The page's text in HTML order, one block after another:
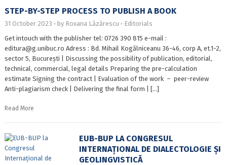
STEP-BY-STEP PROCESS TO PUBLISH A BOOK
31 October 2023 by Roxana Lăzărescu
Editorials
Get intouch with the publisher tel: 0726 390 815 e-mail :
editura@g.unibuc.ro Adress : Bd. Mihail Kogălniceanu 36-46, corp A, et.1-2,
sector 5, București | Discussing the possibility of publication, editorial,
technical, commercial, legal details Preparing the pre-calculation
estimate Signing the contract | Evaluation of the work – peer-review
Anti-plagiarism check | Delivering the final form | […]
Read More
EUB-BUP LA CONGRESUL
INTERNAȚIONAL DE DIALECTOLOGIE ȘI
GEOLINGVISTICĂ